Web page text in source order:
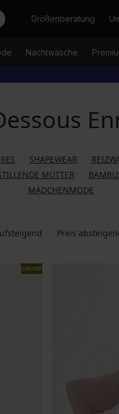
SucheGrößenberatung
Nachtwäsche
SHAPEWEAR
MÜTTER
MÄDCHENMODE
Preis
LIMITED